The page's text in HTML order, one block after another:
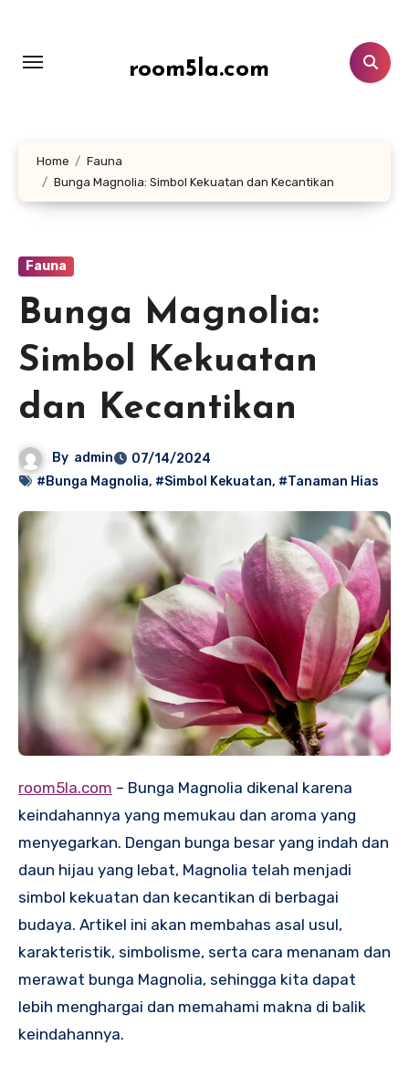
konten
room5la.com
Home
Fauna
Bunga Magnolia: Simbol Kekuatan dan Kecantikan
Fauna
Bunga Magnolia:
Simbol Kekuatan
dan Kecantikan
By admin
07/14/2024
#Bunga Magnolia, #Simbol Kekuatan, #Tanaman Hias
room5la.com – Bunga Magnolia dikenal karena
keindahannya yang memukau dan aroma yang
menyegarkan. Dengan bunga besar yang indah dan
daun hijau yang lebat, Magnolia telah menjadi
simbol kekuatan dan kecantikan di berbagai
budaya. Artikel ini akan membahas asal usul,
karakteristik, simbolisme, serta cara menanam dan
merawat bunga Magnolia, sehingga kita dapat
lebih menghargai dan memahami makna di balik
keindahannya.